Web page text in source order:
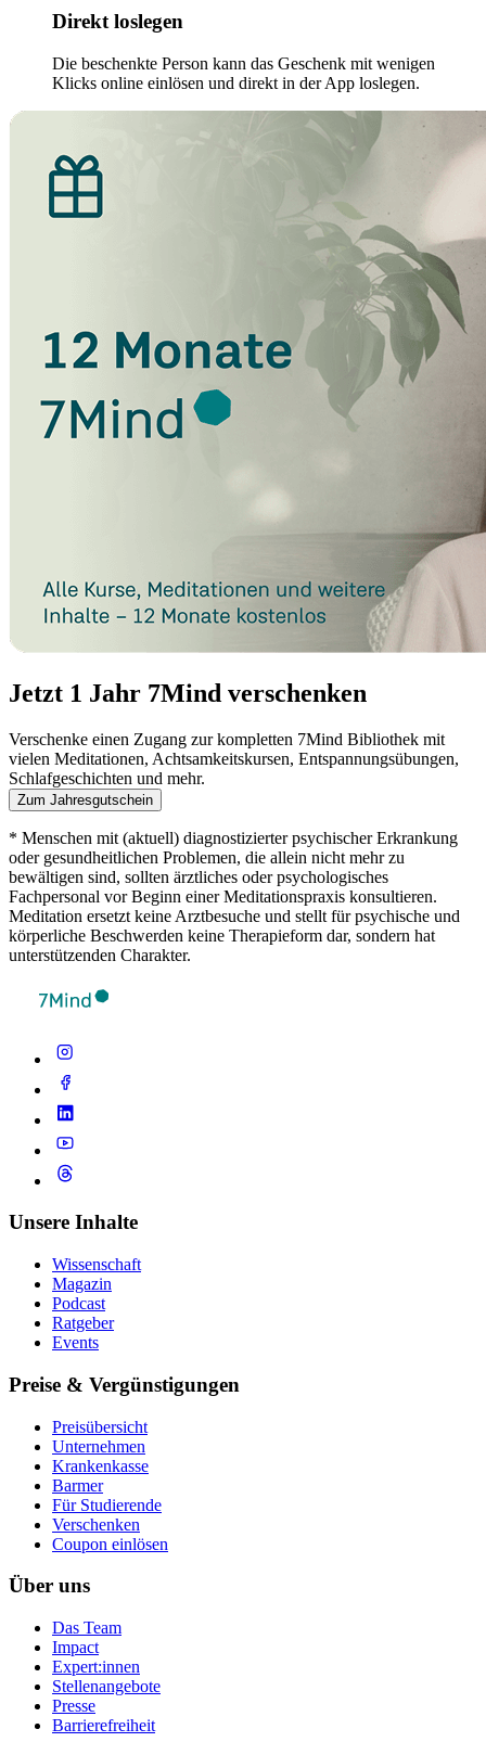
Direkt loslegen
Die beschenkte Person kann das Geschenk mit wenigen
Klicks online einlösen und direkt in der App loslegen.
Jetzt 1 Jahr 7Mind verschenken
Verschenke einen Zugang zur kompletten 7Mind Bibliothek mit
vielen Meditationen, Achtsamkeitskursen, Entspannungsübungen,
Schlafgeschichten und mehr.
Zum Jahresgutschein
* Menschen mit (aktuell) diagnostizierter psychischer Erkrankung
oder gesundheitlichen Problemen, die allein nicht mehr zu
bewältigen sind, sollten ärztliches oder psychologisches
Fachpersonal vor Beginn einer Meditationspraxis konsultieren.
Meditation ersetzt keine Arztbesuche und stellt für psychische und
körperliche Beschwerden keine Therapieform dar, sondern hat
unterstützenden Charakter.
Unsere Inhalte
Wissenschaft
Magazin
Podcast
Ratgeber
Events
Preise & Vergünstigungen
Preisübersicht
Unternehmen
Krankenkasse
Barmer
Für Studierende
Ver­schen­ken
Coupon einlösen
Über uns
Das Team
Impact
Expert:innen
Stellenangebote
Presse
Barrierefreiheit